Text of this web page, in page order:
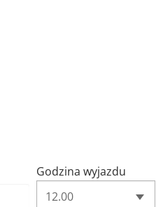
Godzina wyjazdu